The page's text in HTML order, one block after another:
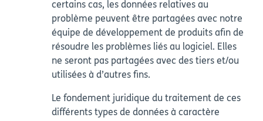
certains cas, les données relatives au
problème peuvent être partagées avec notre
équipe de développement de produits afin de
résoudre les problèmes liés au logiciel. Elles
ne seront pas partagées avec des tiers et/ou
utilisées à d’autres fins.
Le fondement juridique du traitement de ces
différents types de données à caractère